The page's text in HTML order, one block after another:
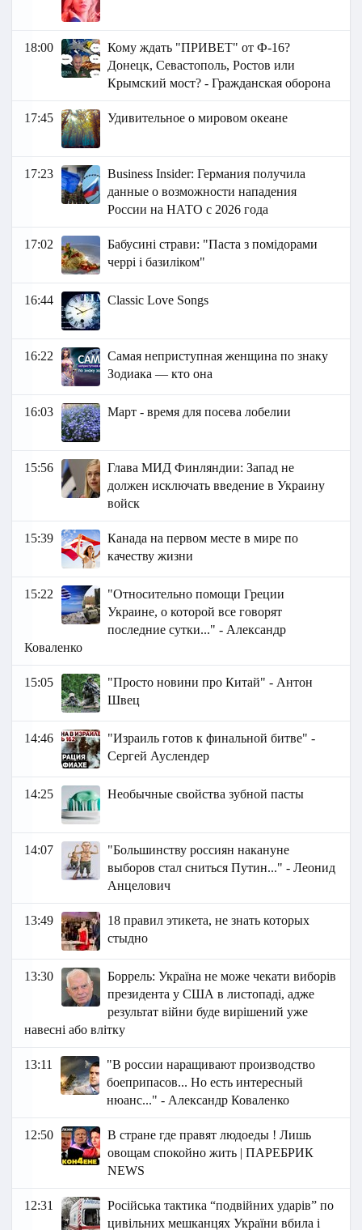
18:00
Кому ждать "ПРИВЕТ" от Ф-16?
Донецк, Севастополь, Ростов или
Крымский мост? - Гражданская оборона
17:45 Удивительное о мировом океане
17:23
Business Insider: Германия получила
данные о возможности нападения
России на НАТО с 2026 года
17:02
Бабусині страви: "Паста з помідорами
черрі і базиліком"
16:44 Classic Love Songs
16:22
Самая неприступная женщина по знаку
Зодиака — кто она
16:03 Март - время для посева лобелии
15:56
Глава МИД Финляндии: Запад не
должен исключать введение в Украину
войск
15:39
Канада на первом месте в мире по
качеству жизни
15:22
"Относительно помощи Греции
Украине, о которой все говорят
последние сутки..." - Александр
Коваленко
15:05
"Просто новини про Китай" - Антон
Швец
14:46
"Израиль готов к финальной битве" -
Сергей Ауслендер
14:25 Необычные свойства зубной пасты
14:07
"Большинству россиян накануне
выборов стал сниться Путин..." - Леонид
Анцелович
13:49
18 правил этикета, не знать которых
стыдно
13:30
Боррель: Україна не може чекати виборів
президента у США в листопаді, адже
результат війни буде вирішений уже
навесні або влітку
13:11
"В россии наращивают производство
боеприпасов... Но есть интересный
нюанс..." - Александр Коваленко
12:50
В стране где правят людоеды ! Лишь
овощам спокойно жить | ПАРЕБРИК
NEWS
12:31
Російська тактика “подвійних ударів” по
цивільних мешканцях України вбила і